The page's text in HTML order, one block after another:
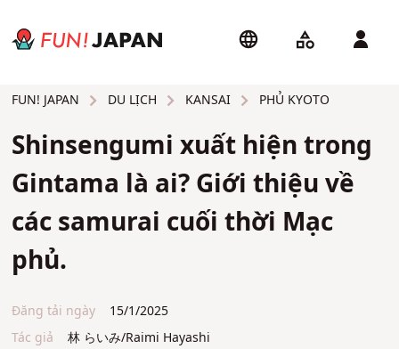
FUN! JAPAN DU LỊCH KANSAI PHỦ KYOTO
Shinsengumi xuất hiện trong
Gintama là ai? Giới thiệu về
các samurai cuối thời Mạc
phủ.
Đăng tải ngày
15/1/2025
Tác giả
林 らいみ/Raimi Hayashi